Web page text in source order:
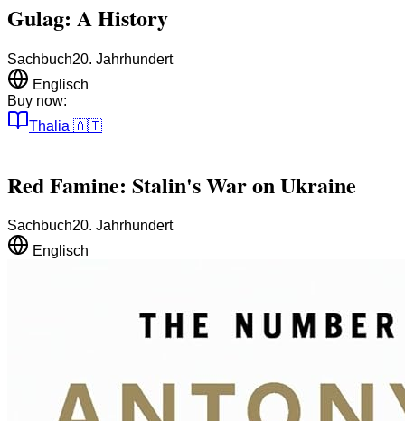
Gulag: A History
Sachbuch20. Jahrhundert
Englisch
Buy now:
Thalia 🇦🇹
Red Famine: Stalin's War on Ukraine
Sachbuch20. Jahrhundert
Englisch